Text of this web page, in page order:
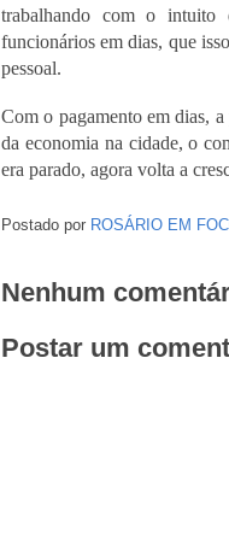
trabalhando com o intuito
funcionários em dias, que
pessoal.
Com o pagamento em dias,
da economia na cidade, o
era parado, agora volta a
Postado por ROSÁRIO EM
Nenhum
Postar um